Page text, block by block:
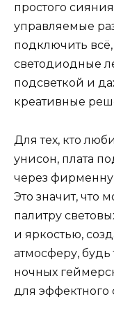
простого
управляемые
подключить
светодиодные
подсветкой и
креативные
Для тех, кто
унисон, плата
через
Это значит, что
палитру
и яркостью,
атмосферу,
ночных
для эффектного